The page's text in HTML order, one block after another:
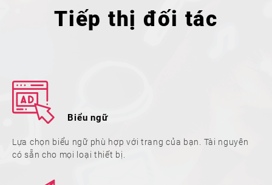
Tiếp thị đối tác
Biểu ngữ
Lựa chọn biểu ngữ phù hợp với trang của bạn. Tài nguyên
có sẵn cho mọi loại thiết bị.